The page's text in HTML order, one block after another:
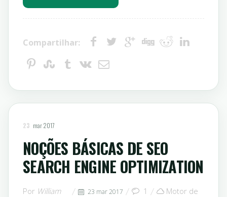
Compartilhar:
23 mar 2017
NOÇÕES BÁSICAS DE SEO
SEARCH ENGINE OPTIMIZATION
Por William 23 mar 2017 1
Motor de